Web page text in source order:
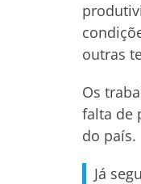
outras
Os
falta de
do país.
Já